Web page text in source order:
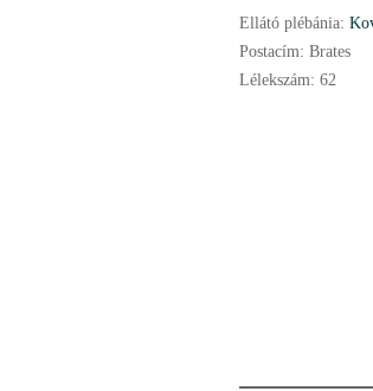
Ellátó plébánia:
Postacím: Brates
Lélekszám: 62